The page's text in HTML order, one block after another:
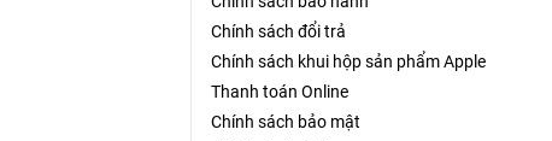
Chính sách đổi trả
Chính sách khui hộp sản phẩm Apple
Thanh toán Online
Chính sách bảo mật